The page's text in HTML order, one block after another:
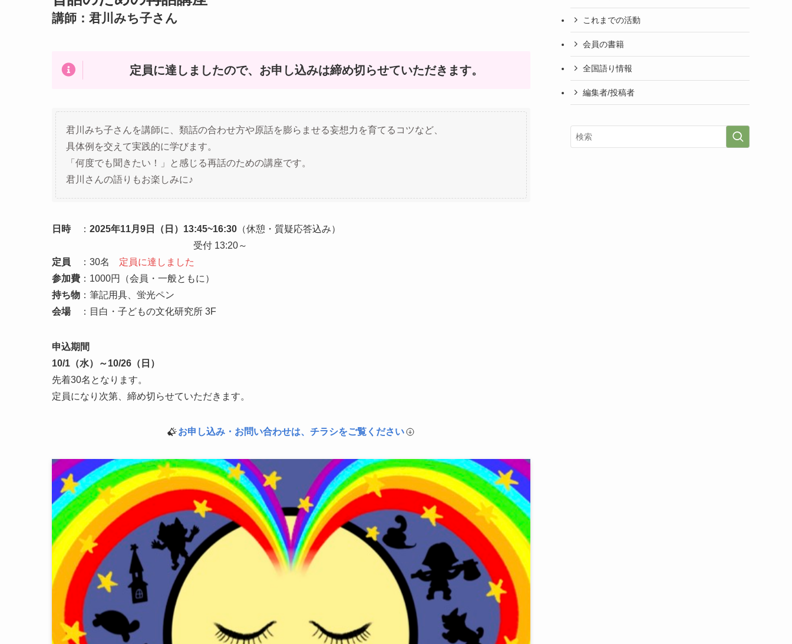
講師：君川みち子さん
定員に達しましたので、お申し込みは締め切らせていただきます。
君川みち子さんを講師に、類話の合わせ方や原話を膨らませる妄想力を育てるコツなど、
具体例を交えて実践的に学びます。
「何度でも聞きたい！」と感じる再話のための講座です。
君川さんの語りもお楽しみに♪
日時： 2025年11月9日（日）13:45~16:30 （休憩・質疑応答込み）
受付 13:20～
定員 ：30名 定員に達しました
参加費 ：1000円（会員・一般ともに）
持ち物 ：筆記用具、蛍光ペン
会場：目白・子どもの文化研究所 3F
申込期間
10/1（水）～10/26（日）
先着30名となります。
定員になり次第、締め切らせていただきます。
お申し込み・お問い合わせは、チラシをご覧ください
これまでの活動
会員の書籍
全国語り情報
編集者/投稿者